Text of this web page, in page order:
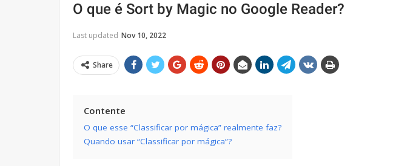
O que é Sort by Magic no Google Reader?
Last updated Nov 10, 2022
Share
Contente
O que esse “Classificar por mágica” realmente faz?
Quando usar “Classificar por mágica”?